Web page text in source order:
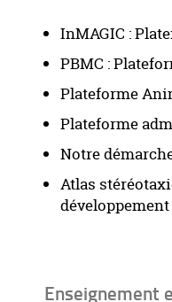
InMAGIC :
PBMC :
Plateforme
Plateforme
Notre
Atlas
développement
Enseignement